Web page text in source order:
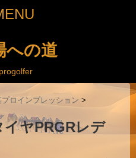
への道
ロインプレッション >
ヤPRGRレデ